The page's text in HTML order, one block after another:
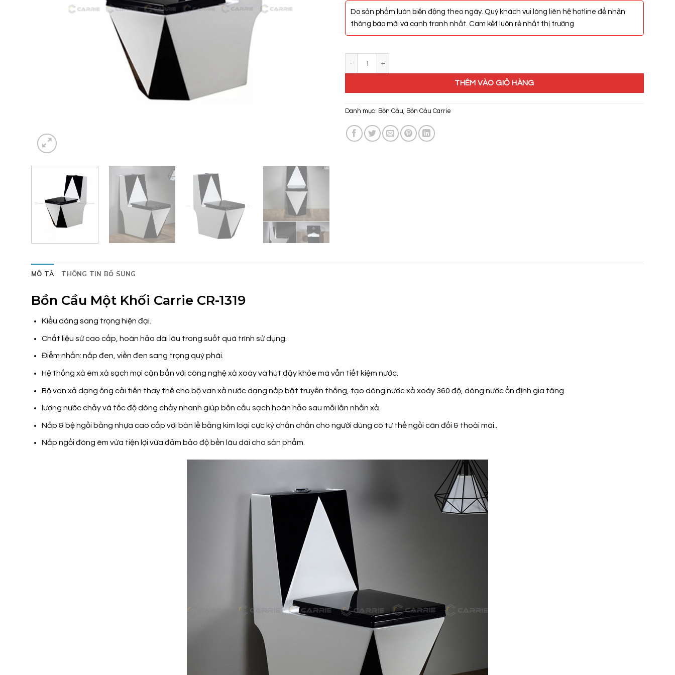
Do sản phẩm luôn biến động theo ngày. Quý khách vui lòng liên hệ hotline để nhận
thông báo mới và cạnh tranh nhất. Cam kết luôn rẻ nhất thị trường
THÊM VÀO GIỎ HÀNG
Danh mục: Bồn Cầu, Bồn Cầu Carrie
MÔ TẢ THÔNG TIN BỔ SUNG
Bồn Cầu Một Khối Carrie CR-1319
Kiểu dáng sang trọng hiện đại.
Chất liệu sứ cao cấp, hoàn hảo dài lâu trong suốt quá trình sử dụng.
Điểm nhấn: nắp đen, viền đen sang trọng quý phái.
Hệ thống xả êm xả sạch mọi cặn bẩn với công nghệ xả xoáy và hút đậy khỏe mà vẫn tiết kiệm nước.
Bộ van xả dạng ống cải tiến thay thế cho bộ van xả nước dạng nắp bật truyền thống, tạo dòng nước xả xoáy 360 độ, dòng nước ổn định gia tăng
lượng nước chảy và tốc độ dòng chảy nhanh giúp bồn cầu sạch hoàn hảo sau mỗi lần nhấn xả.
Nắp & bệ ngồi bằng nhựa cao cấp vơi bản lề bằng kim loại cực kỳ chắn chắn cho người dùng có tư thế ngồi cân đối & thoải mái .
Nắp ngồi đóng êm vừa tiện lợi vừa đảm bảo độ bền lâu dài cho sản phẩm.